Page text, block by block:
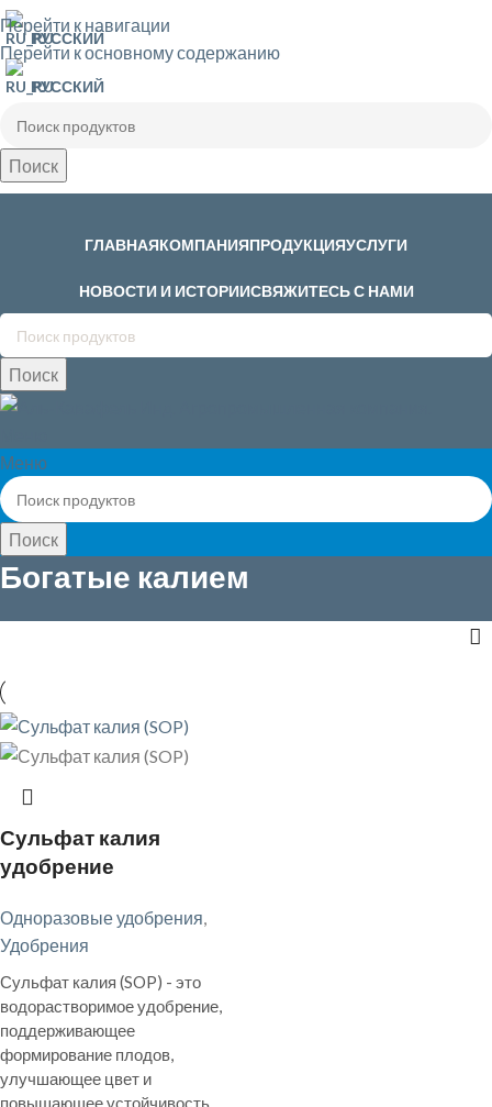
Перейти к навигации
Перейти к основному содержанию
РУССКИЙ
РУССКИЙ
Поиск
ГЛАВНАЯКОМПАНИЯПРОДУКЦИЯУСЛУГИ
НОВОСТИ И ИСТОРИИСВЯЖИТЕСЬ С НАМИ
Поиск
Меню
Поиск
Богатые калием
Сульфат калия
удобрение
Одноразовые удобрения,
Удобрения
Сульфат калия (SOP) - это
водорастворимое удобрение,
поддерживающее
формирование плодов,
улучшающее цвет и
повышающее устойчивость